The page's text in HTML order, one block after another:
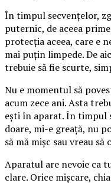
În timpul secvențelor,
puternic, de aceea
protecția aceea, care e
mai puțin limpede. De
trebuie să fie scurte,
Nu e momentul să
acum zece ani. Asta
ești în aparat. În timpul
doare, mi-e greață, nu
să mă mișc sau vreau să
Aparatul are nevoie ca
clare. Orice mișcare,